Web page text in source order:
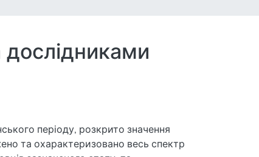
періоду, розкрито значення
та охарактеризовано весь спектр